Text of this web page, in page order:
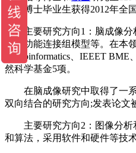
养的博士毕业生获得2012年全
主要研究方向1：脑成像分析
系、功能连接组模型等。在本
Neuroinformatics、IEEET
然科学基金5项。
在脑成像研究中取得了一系
双向结合的研究方向;发表论文
主要研究方向2：图像分析和
和算法，采用软件和硬件等技